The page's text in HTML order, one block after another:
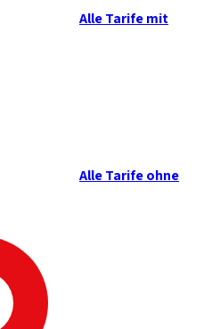
Alle Tarife mit
Alle Tarife ohne